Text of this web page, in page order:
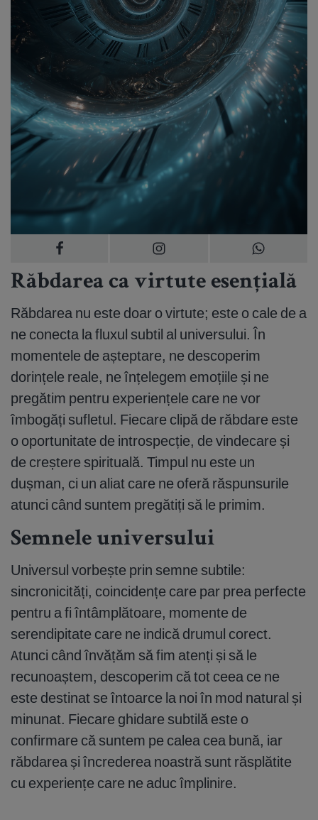
Răbdarea ca virtute esențială
Răbdarea nu este doar o virtute; este o cale de a
ne conecta la fluxul subtil al universului. În
momentele de așteptare, ne descoperim
dorințele reale, ne înțelegem emoțiile și ne
pregătim pentru experiențele care ne vor
îmbogăți sufletul. Fiecare clipă de răbdare este
o oportunitate de introspecție, de vindecare și
de creștere spirituală. Timpul nu este un
dușman, ci un aliat care ne oferă răspunsurile
atunci când suntem pregătiți să le primim.
Semnele universului
Universul vorbește prin semne subtile:
sincronicități, coincidențe care par prea perfecte
pentru a fi întâmplătoare, momente de
serendipitate care ne indică drumul corect.
Atunci când învățăm să fim atenți și să le
recunoaștem, descoperim că tot ceea ce ne
este destinat se întoarce la noi în mod natural și
minunat. Fiecare ghidare subtilă este o
confirmare că suntem pe calea cea bună, iar
răbdarea și încrederea noastră sunt răsplătite
cu experiențe care ne aduc împlinire.